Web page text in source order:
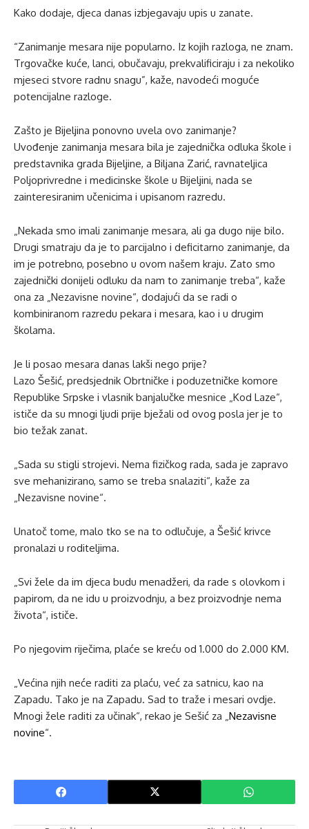
Kako dodaje, djeca danas izbjegavaju upis u zanate.
“Zanimanje mesara nije popularno. Iz kojih razloga, ne znam.
Trgovačke kuće, lanci, obučavaju, prekvalificiraju i za nekoliko
mjeseci stvore radnu snagu”, kaže, navodeći moguće
potencijalne razloge.
Zašto je Bijeljina ponovno uvela ovo zanimanje?
Uvođenje zanimanja mesara bila je zajednička odluka škole i
predstavnika grada Bijeljine, a Biljana Zarić, ravnateljica
Poljoprivredne i medicinske škole u Bijeljini, nada se
zainteresiranim učenicima i upisanom razredu.
„Nekada smo imali zanimanje mesara, ali ga dugo nije bilo.
Drugi smatraju da je to parcijalno i deficitarno zanimanje, da
im je potrebno, posebno u ovom našem kraju. Zato smo
zajednički donijeli odluku da nam to zanimanje treba“, kaže
ona za „Nezavisne novine“, dodajući da se radi o
kombiniranom razredu pekara i mesara, kao i u drugim
školama.
Je li posao mesara danas lakši nego prije?
Lazo Šešić, predsjednik Obrtničke i poduzetničke komore
Republike Srpske i vlasnik banjalučke mesnice „Kod Laze“,
ističe da su mnogi ljudi prije bježali od ovog posla jer je to
bio težak zanat.
„Sada su stigli strojevi. Nema fizičkog rada, sada je zapravo
sve mehanizirano, samo se treba snalaziti“, kaže za
„Nezavisne novine“.
Unatoč tome, malo tko se na to odlučuje, a Šešić krivce
pronalazi u roditeljima.
„Svi žele da im djeca budu menadžeri, da rade s olovkom i
papirom, da ne idu u proizvodnju, a bez proizvodnje nema
života“, ističe.
Po njegovim riječima, plaće se kreću od 1.000 do 2.000 KM.
„Većina njih neće raditi za plaću, već za satnicu, kao na
Zapadu. Tako je na Zapadu. Sad to traže i mesari ovdje.
Mnogi žele raditi za učinak“, rekao je Sešić za „ Nezavisne
novine“.